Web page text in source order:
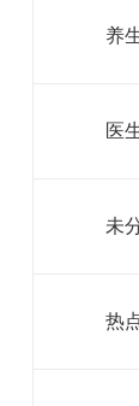
养
医
未
热